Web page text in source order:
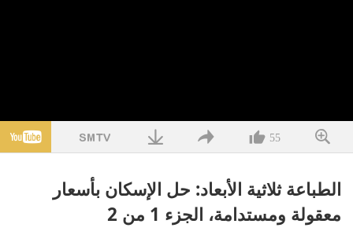
55
الطباعة ثلاثية الأبعاد: حل الإسكان بأسعار
معقولة ومستدامة، الجزء 1 من 2